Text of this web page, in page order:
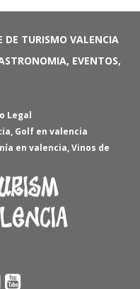
DE TURISMO VALENCIA
EVENTOS,
Legal
, Golf en valencia
en valencia,Vinos de